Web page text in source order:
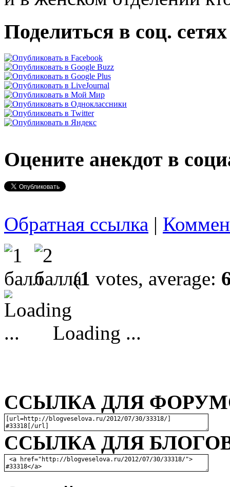
Поделиться в соц. сетях
Оцените анекдот в
Обратная ссылка |
(1 votes, average:
Loading ...
ССЫЛКА ДЛЯ
ССЫЛКА ДЛЯ БЛОГОВ